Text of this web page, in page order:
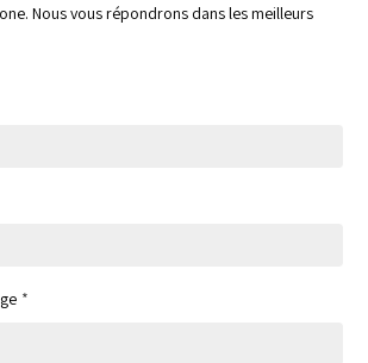
Nous vous répondrons dans les meilleurs